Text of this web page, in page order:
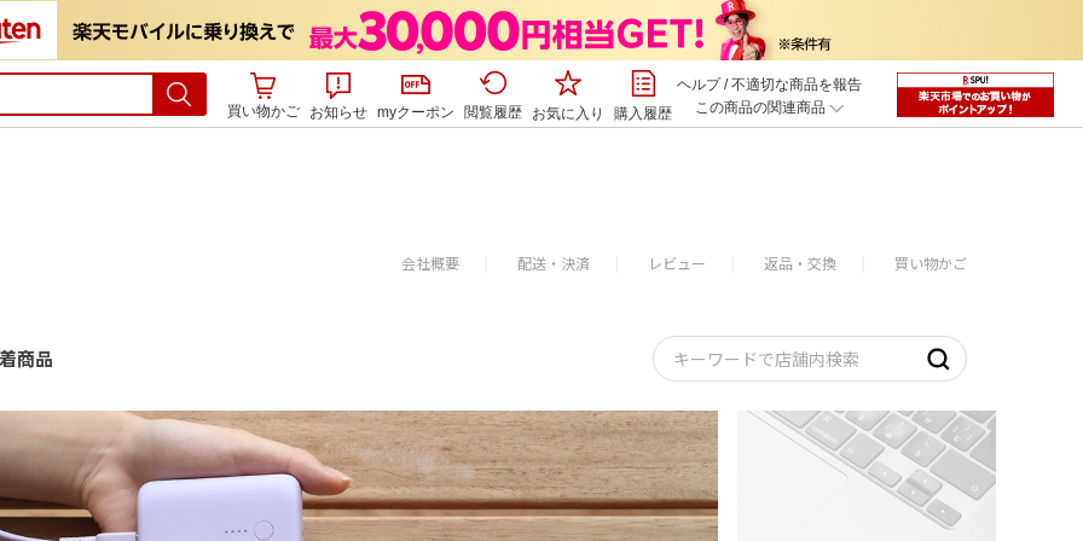
買い物かご お知らせ myクーポン 閲覧履歴 お気に入り 購入履歴
ヘルプ/不適切な商品を報告
この商品の関連商品